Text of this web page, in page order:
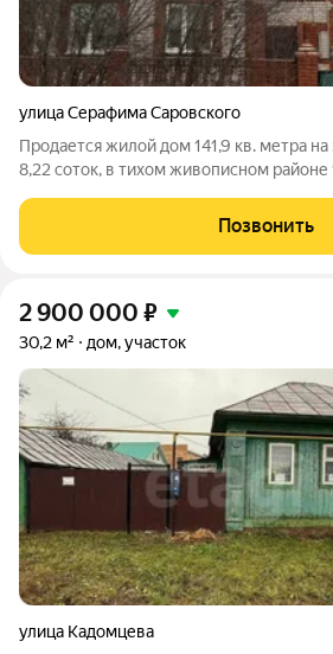
улица Серафима Саровского
Продается жилой дом 141,9 кв. метра
8,22 соток, в тихом живописном районе
На первом этаже расположены
раздельный
Позвонить
2 900 000 ₽
30,2 м² дом, участок
улица Кадомцева